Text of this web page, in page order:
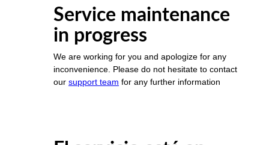
Service maintenance
in progress
We are working for you and apologize for any
inconvenience. Please do not hesitate to contact
our support team for any further information